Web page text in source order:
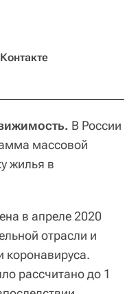
В России
массовой
жилья в
в апреле 2020
отрасли и
коронавируса.
рассчитано до 1